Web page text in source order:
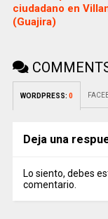
ciudadano en
(Guajira)
WORDPRESS: 0
Deja una
Lo siento, debes
comentario.